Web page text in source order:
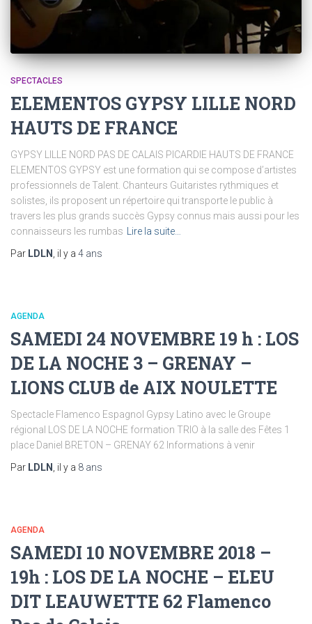
SPECTACLES
ELEMENTOS GYPSY LILLE NORD
HAUTS DE FRANCE
GYPSY LILLE NORD PAS DE CALAIS PICARDIE HAUTS DE FRANCE
ELEMENTOS GYPSY est une formation qui se compose d’artistes
professionnels de Talent. Chanteurs Guitaristes rythmiques et
solistes, ils proposent un répertoire qui transporte le public à
travers les plus grands succès Gypsy connus mais aussi pour les
connaisseurs les rumbas
Lire la suite…
Par LDLN , il y a 4 ans
AGENDA
SAMEDI 24 NOVEMBRE 19 h : LOS
DE LA NOCHE 3 – GRENAY –
LIONS CLUB de AIX NOULETTE
Spectacle Flamenco Espagnol Gypsy Latino avec le Groupe
régional LOS DE LA NOCHE formation TRIO à la salle des Fêtes 1
place Daniel BRETON – GRENAY 62 Informations à venir
Par LDLN , il y a 8 ans
AGENDA
SAMEDI 10 NOVEMBRE 2018 –
19h : LOS DE LA NOCHE – ELEU
DIT LEAUWETTE 62 Flamenco